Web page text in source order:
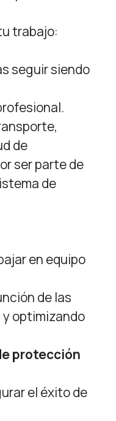
trabajo:
seguir siendo
de
ser parte de
de
en equipo
de las
optimizando
protección
el éxito de